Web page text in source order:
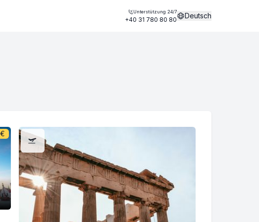
Unterstützung 24/7
+40 31 780 80 80 Deutsch
€